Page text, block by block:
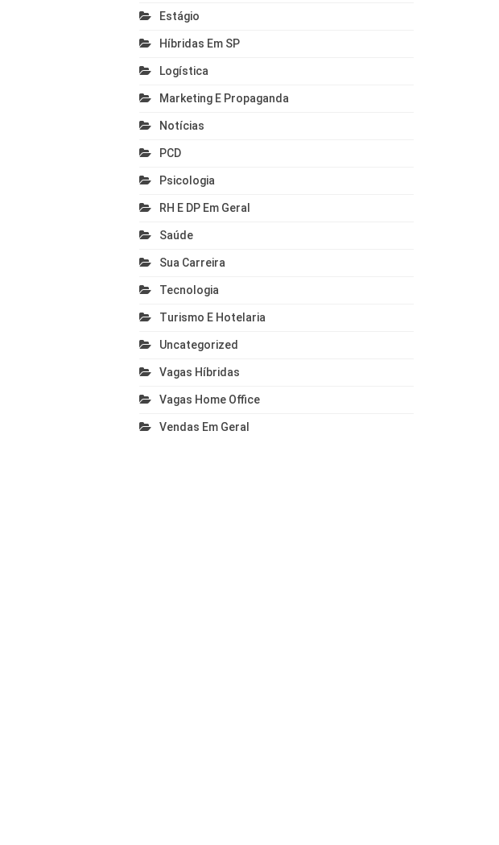
Estágio
Híbridas Em SP
Logística
Marketing E Propaganda
Notícias
PCD
Psicologia
RH E DP Em Geral
Saúde
Sua Carreira
Tecnologia
Turismo E Hotelaria
Uncategorized
Vagas Híbridas
Vagas Home Office
Vendas Em Geral